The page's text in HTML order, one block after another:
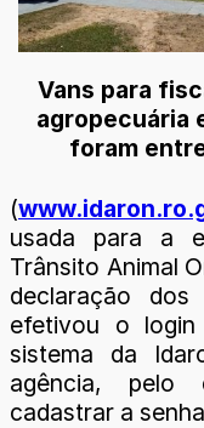
Vans para
agropecuária
foram
(
usada para a
Trânsito Animal
declaração
efetivou o
sistema da
agência, pelo
cadastrar a